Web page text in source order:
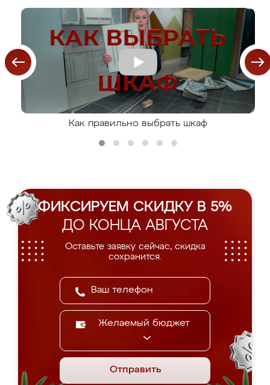
Как правильно выбрать шкаф
ФИКСИРУЕМ СКИДКУ В 5%
ДО КОНЦА АВГУСТА
Оставьте заявку сейчас, скидка
сохранится.
Желаемый бюджет
Отправить